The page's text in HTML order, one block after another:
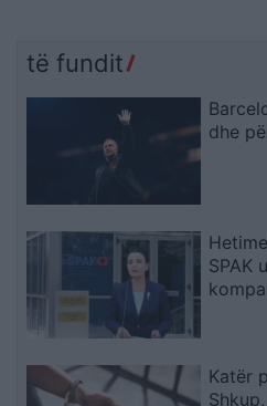
të fundit
dhe
SPAK
Katër